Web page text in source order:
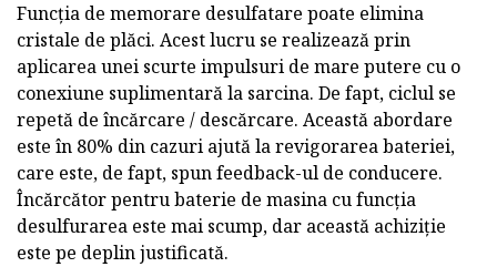
Funcția de memorare desulfatare poate elimina
cristale de plăci. Acest lucru se realizează prin
aplicarea unei scurte impulsuri de mare putere cu o
conexiune suplimentară la sarcina. De fapt, ciclul se
repetă de încărcare / descărcare. Această abordare
este în 80% din cazuri ajută la revigorarea bateriei,
care este, de fapt, spun feedback-ul de conducere.
Încărcător pentru baterie de masina cu funcția
desulfurarea este mai scump, dar această achiziție
este pe deplin justificată.